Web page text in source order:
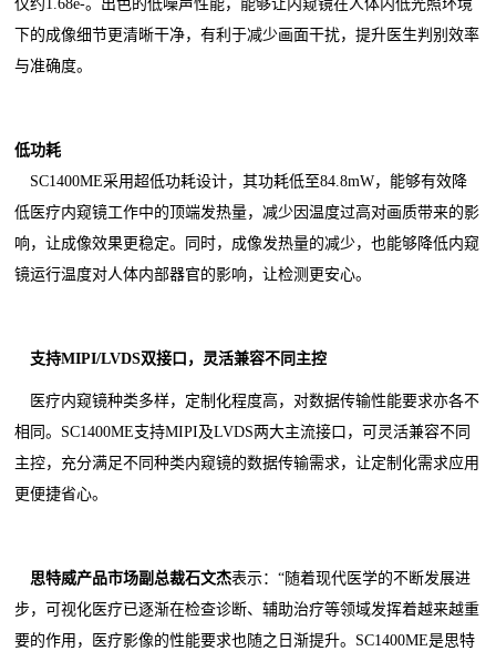
仅约1.68e-。出色的低噪声性能，能够让内窥镜在人体内低光照环境
下的成像细节更清晰干净，有利于减少画面干扰，提升医生判别效率
与准确度。
低功耗
SC1400ME采用超低功耗设计，其功耗低至84.8mW，能够有效降
低医疗内窥镜工作中的顶端发热量，减少因温度过高对画质带来的影
响，让成像效果更稳定。同时，成像发热量的减少，也能够降低内窥
镜运行温度对人体内部器官的影响，让检测更安心。
支持MIPI/LVDS双接口，灵活兼容不同主控
医疗内窥镜种类多样，定制化程度高，对数据传输性能要求亦各不
相同。SC1400ME支持MIPI及LVDS两大主流接口，可灵活兼容不同
主控，充分满足不同种类内窥镜的数据传输需求，让定制化需求应用
更便捷省心。
思特威产品市场副总裁石文杰表示：“随着现代医学的不断发展进
步，可视化医疗已逐渐在检查诊断、辅助治疗等领域发挥着越来越重
要的作用，医疗影像的性能要求也随之日渐提升。SC1400ME是思特